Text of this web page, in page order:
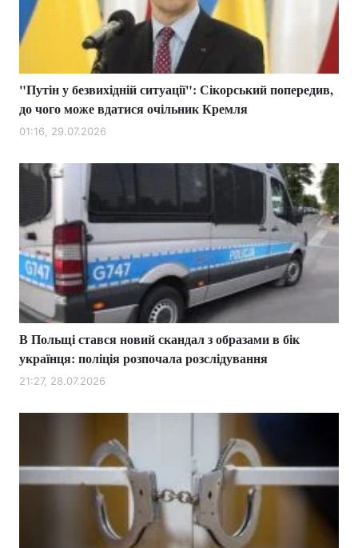
"Путін у безвихідній ситуації": Сікорський попередив,
до чого може вдатися очільник Кремля
01:16, 29.07.2026
В Польщі стався новий скандал з образами в бік
українця: поліція розпочала розслідування
21:27, 28.07.2026